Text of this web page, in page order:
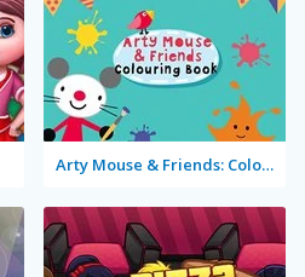
Arty Mouse & Friends: Coloring Book